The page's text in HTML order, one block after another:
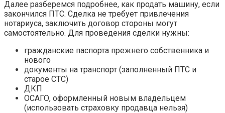
Далее разберемся подробнее, как продать машину, если
закончился ПТС. Сделка не требует привлечения
нотариуса, заключить договор стороны могут
самостоятельно. Для проведения сделки нужны:
гражданские паспорта прежнего собственника и
нового
документы на транспорт (заполненный ПТС и
старое СТС)
ДКП
ОСАГО, оформленный новым владельцем
(использовать страховку продавца нельзя)